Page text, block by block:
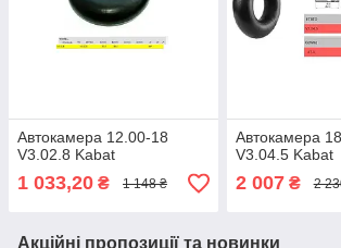
Автокамера 12.00-18
V3.02.8 Kabat
1 033,20 ₴ 1 148 ₴
Автокамера
V3.04.5 Kabat
2 007₴ 2
Акційні пропозиції та новинки